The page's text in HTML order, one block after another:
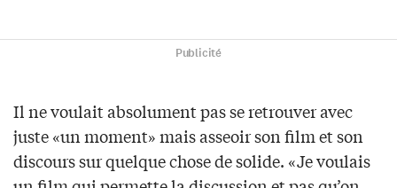
Publicité
Il ne voulait absolument pas se retrouver avec
juste «un moment» mais asseoir son film et son
discours sur quelque chose de solide. «Je voulais